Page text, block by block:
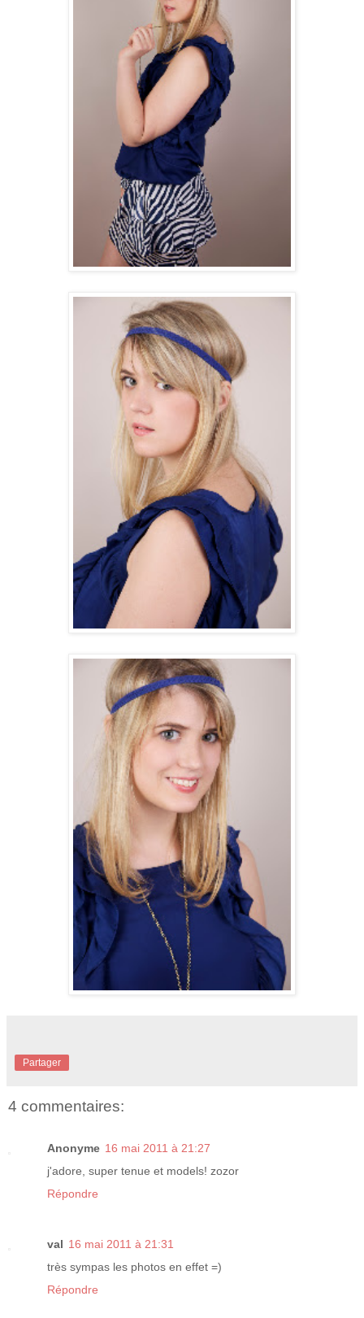
Partager
4 commentaires:
Anonyme 16 mai 2011 à 21:27
j'adore, super tenue et models! zozor
Répondre
val 16 mai 2011 à 21:31
très sympas les photos en effet =)
Répondre